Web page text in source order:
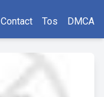
Contact Tos DMCA